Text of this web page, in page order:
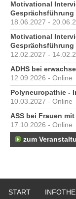
Motivational
Gesprächsführung
18.06.2027 -
Motivational
Gesprächsführung
12.02.2027 -
ADHS bei
12.09.2026 - Online
Polyneuropathie -
10.03.2027 - Online
ASS bei Frauen
17.10.2026 - Online
zum
START